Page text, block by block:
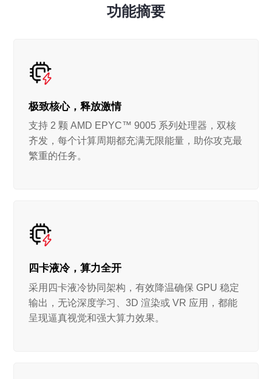
功能摘要
极致核心，释放激情
支持 2 颗 AMD EPYC™ 9005 系列处理器，双核
齐发，每个计算周期都充满无限能量，助你攻克最
繁重的任务。
四卡液冷，算力全开
采用四卡液冷协同架构，有效降温确保 GPU 稳定
输出，无论深度学习、3D 渲染或 VR 应用，都能
呈现逼真视觉和强大算力效果。